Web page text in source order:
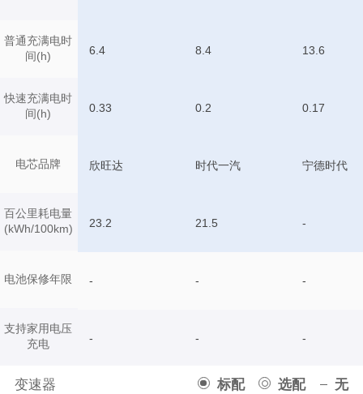
普通充满电时
间(h)
快速充满电时
间(h)
电芯品牌
百公里耗电量
(kWh/100km)
电池保修年限
支持家用电压
充电
变速器 标配 选配 无
6.4 8.4 13.6
0.33 0.2 0.17
欣旺达 时代一汽 宁德时代
23.2 21.5 -
- - -
- - -